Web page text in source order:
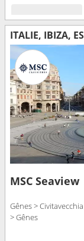
ITALIE, IBIZA,
MSC Seaview
Gênes >
> Gênes